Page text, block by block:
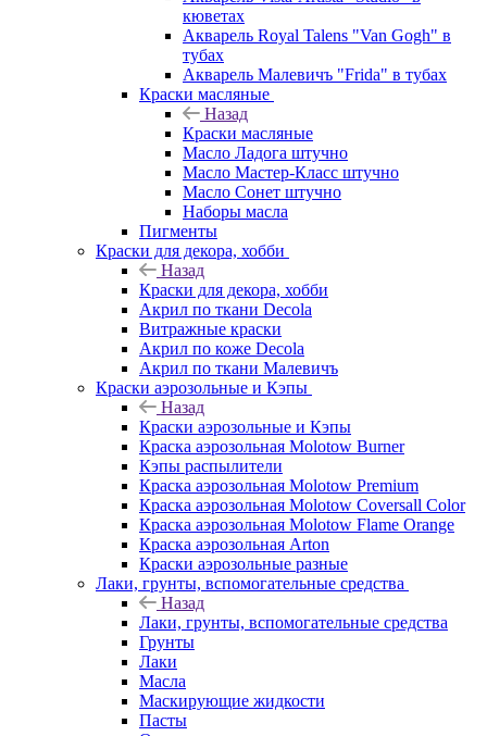
кюветах
Акварель Royal Talens "Van Gogh" в
тубах
Акварель Малевичъ "Frida" в тубах
Краски масляные
Назад
Краски масляные
Масло Ладога штучно
Масло Мастер-Класс штучно
Масло Сонет штучно
Наборы масла
Пигменты
Краски для декора, хобби
Назад
Краски для декора, хобби
Акрил по ткани Decola
Витражные краски
Акрил по коже Decola
Акрил по ткани Малевичъ
Краски аэрозольные и Кэпы
Назад
Краски аэрозольные и Кэпы
Краска аэрозольная Molotow Burner
Кэпы распылители
Краска аэрозольная Molotow Premium
Краска аэрозольная Molotow Coversall Color
Краска аэрозольная Molotow Flame Orange
Краска аэрозольная Arton
Краски аэрозольные разные
Лаки, грунты, вспомогательные средства
Назад
Лаки, грунты, вспомогательные средства
Грунты
Лаки
Масла
Маскирующие жидкости
Пасты